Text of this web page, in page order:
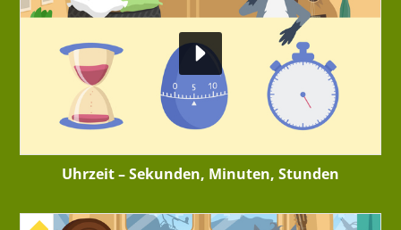
Uhrzeit – Sekunden, Minuten, Stunden